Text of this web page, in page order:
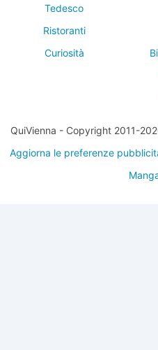
Tedesco
Ristoranti
Curiosità
QuiVienna - Copyright 2011-
Aggiorna le preferenze